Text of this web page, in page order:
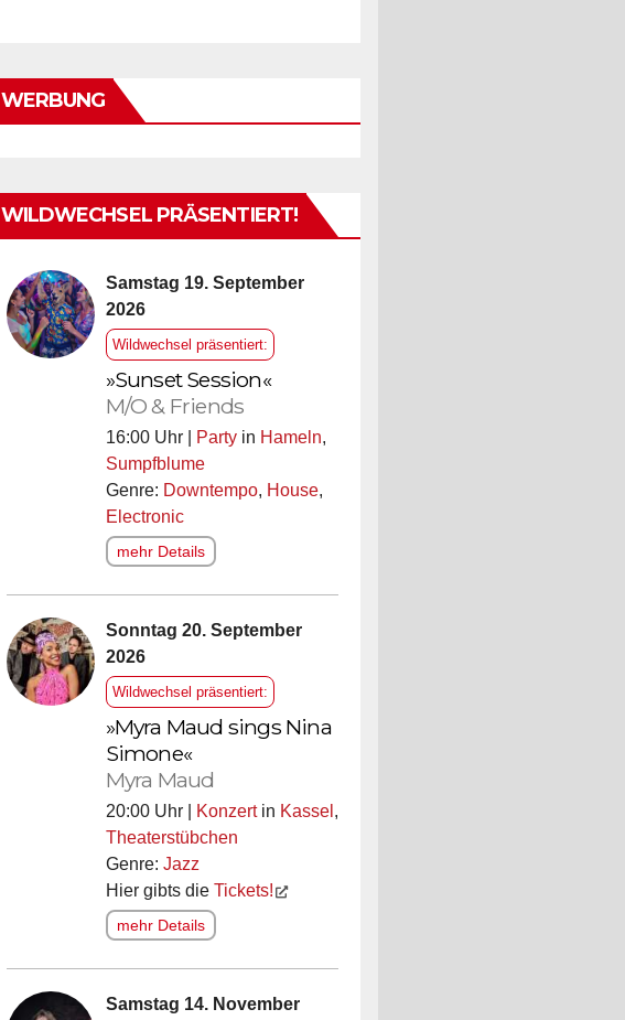
WERBUNG
WILDWECHSEL PRÄSENTIERT!
Samstag 19. September
2026
Wildwechsel präsentiert:
»Sunset Session«
M/O & Friends
16:00 Uhr | Partyin Hameln,
Sumpfblume
Genre: Downtempo, House,
Electronic
mehr Details
Sonntag 20. September
2026
Wildwechsel präsentiert:
»Myra Maud sings Nina
Simone«
Myra Maud
20:00 Uhr | Konzertin Kassel ,
Theaterstübchen
Genre: Jazz
Hier gibts die Tickets!
mehr Details
Samstag 14. November